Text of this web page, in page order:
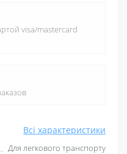
Всі характеристики
Для легкового транспорту
visa/mastercard